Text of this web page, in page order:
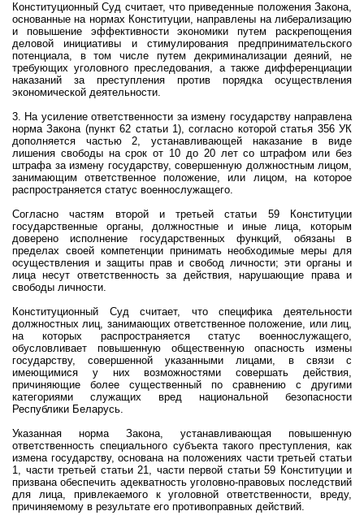
Конституционный Суд считает, что приведенные положения Закона,
основанные на нормах Конституции, направлены на либерализацию
и повышение эффективности экономики путем раскрепощения
деловой инициативы и стимулирования предпринимательского
потенциала, в том числе путем декриминализации деяний, не
требующих уголовного преследования, а также дифференциации
наказаний за преступления против порядка осуществления
экономической деятельности.
3. На усиление ответственности за измену государству направлена
норма Закона (пункт 62 статьи 1), согласно которой статья 356 УК
дополняется частью 2, устанавливающей наказание в виде
лишения свободы на срок от 10 до 20 лет со штрафом или без
штрафа за измену государству, совершенную должностным лицом,
занимающим ответственное положение, или лицом, на которое
распространяется статус военнослужащего.
Согласно частям второй и третьей статьи 59 Конституции
государственные органы, должностные и иные лица, которым
доверено исполнение государственных функций, обязаны в
пределах своей компетенции принимать необходимые меры для
осуществления и защиты прав и свобод личности; эти органы и
лица несут ответственность за действия, нарушающие права и
свободы личности.
Конституционный Суд считает, что специфика деятельности
должностных лиц, занимающих ответственное положение, или лиц,
на которых распространяется статус военнослужащего,
обусловливает повышенную общественную опасность измены
государству, совершенной указанными лицами, в связи с
имеющимися у них возможностями совершать действия,
причиняющие более существенный по сравнению с другими
категориями служащих вред национальной безопасности
Республики Беларусь.
Указанная норма Закона, устанавливающая повышенную
ответственность специального субъекта такого преступления, как
измена государству, основана на положениях части третьей статьи
1, части третьей статьи 21, части первой статьи 59 Конституции и
призвана обеспечить адекватность уголовно-правовых последствий
для лица, привлекаемого к уголовной ответственности, вреду,
причиняемому в результате его противоправных действий.